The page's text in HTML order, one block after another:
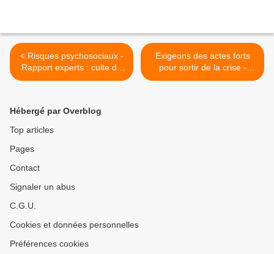
< Risques psychosociaux -
Rapport experts : culte de
la baronnie, pilotage RH en
entraves organisationnelles
mobilité (4 pages)
Exigeons des actes forts
pour sortir de la crise -
Sécurité sociale
Hébergé par Overblog
Top articles
Pages
Contact
Signaler un abus
C.G.U.
Cookies et données personnelles
Préférences cookies